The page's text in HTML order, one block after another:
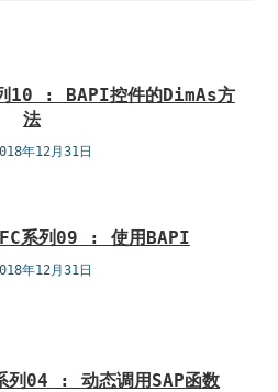
10 : BAPI控件的DimAs方
法
年12月31日
系列09 : 使用BAPI
年12月31日
列04 : 动态调用SAP函数